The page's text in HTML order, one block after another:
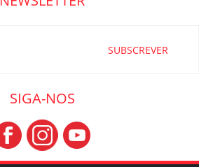
SUBSCREVER
SIGA-NOS